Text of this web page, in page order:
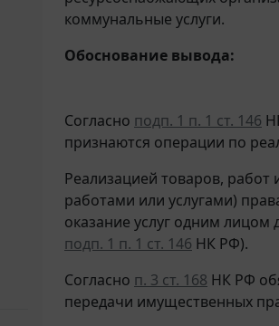
коммунальные услуги.
Обоснование вывода:
Согласно подп. 1 п. 1 ст. 146
признаются операции по
Реализацией товаров, работ
работами или услугами)
оказание услуг одним лицом
подп. 1 п. 1 ст. 146 НК РФ).
Согласно п. 3 ст. 168 НК РФ
передачи имущественных